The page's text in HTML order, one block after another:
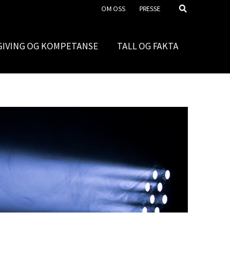
OM OSS PRESSE
OG KOMPETANSE TALL OG FAKTA